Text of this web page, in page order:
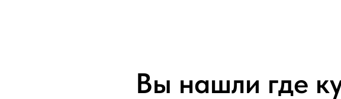
Вы нашли где